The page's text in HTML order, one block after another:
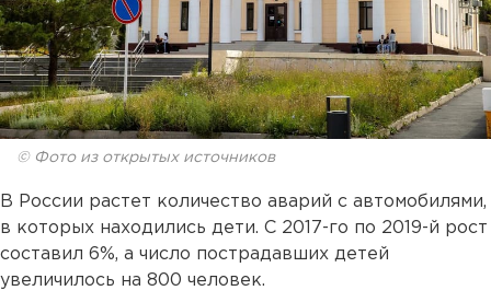
© Фото из открытых источников
В России растет количество аварий с автомобилями,
в которых находились дети. С 2017-го по 2019-й рост
составил 6%, а число пострадавших детей
увеличилось на 800 человек.